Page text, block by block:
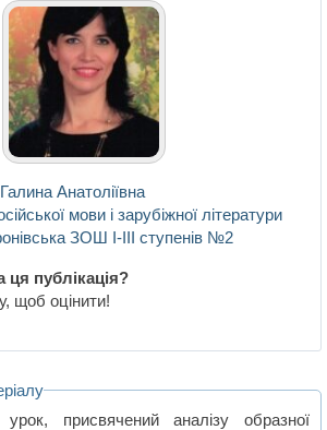
Анатоліївна
мови і зарубіжної літератури
ЗОШ І-ІІІ ступенів №2
ця публікація?
щоб оцінити!
присвячений аналізу образної